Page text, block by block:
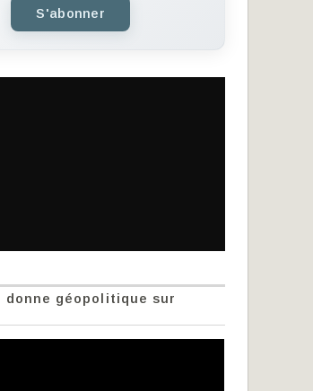
S'abonner
donne géopolitique sur